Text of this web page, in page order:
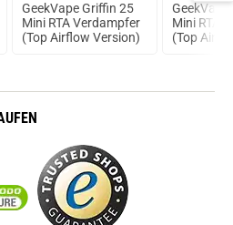
GeekVape Griffin 25
Mini RTA Verdampfer
(Top Airflow Version)
Mini RTA
(Top